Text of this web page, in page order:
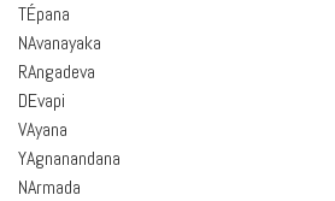
TÉpana
NAvanayaka
RAngadeva
DEvapi
VAyana
YAgnanandana
NArmada